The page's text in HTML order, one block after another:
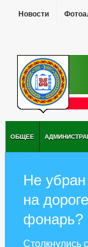
Новости
ОБЩЕЕ
Не
на
фонарь?
Столкнулись